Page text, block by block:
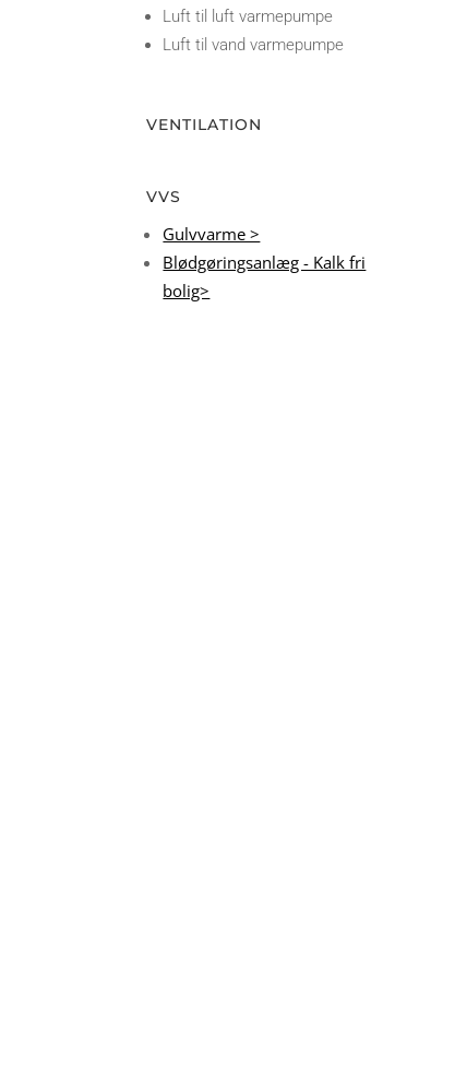
Luft til luft varmepumpe
Luft til vand varmepumpe
VENTILATION
VVS
Gulvvarme >
Blødgøringsanlæg - Kalk fri
bolig>